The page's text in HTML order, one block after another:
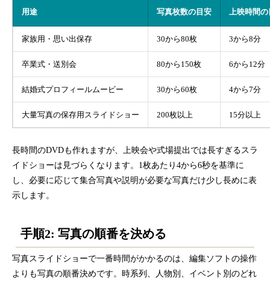
用途 写真枚数の目安 上映時間の
家族用・思い出保存 30から80枚 3から8分
卒業式・送別会 80から150枚 6から12分
結婚式プロフィールムービー 30から60枚 4から7分
大量写真の保存用スライドショー 200枚以上 15分以上
長時間のDVDも作れますが、上映会や式場提出では長すぎるスラ
イドショーは見づらくなります。1枚あたり4から6秒を基準に
し、必要に応じて集合写真や説明が必要な写真だけ少し長めに表
示します。
手順2: 写真の順番を決める
写真スライドショーで一番時間がかかるのは、編集ソフトの操作
よりも写真の順番決めです。時系列、人物別、イベント別のどれ